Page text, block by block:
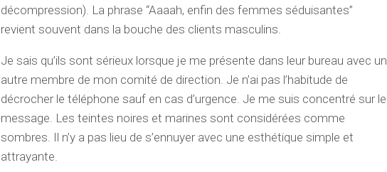
décompression). La phrase “Aaaah, enfin des femmes séduisantes”
revient souvent dans la bouche des clients masculins.
Je sais qu’ils sont sérieux lorsque je me présente dans leur bureau avec un
autre membre de mon comité de direction. Je n’ai pas l’habitude de
décrocher le téléphone sauf en cas d’urgence. Je me suis concentré sur le
message. Les teintes noires et marines sont considérées comme
sombres. Il n’y a pas lieu de s’ennuyer avec une esthétique simple et
attrayante.